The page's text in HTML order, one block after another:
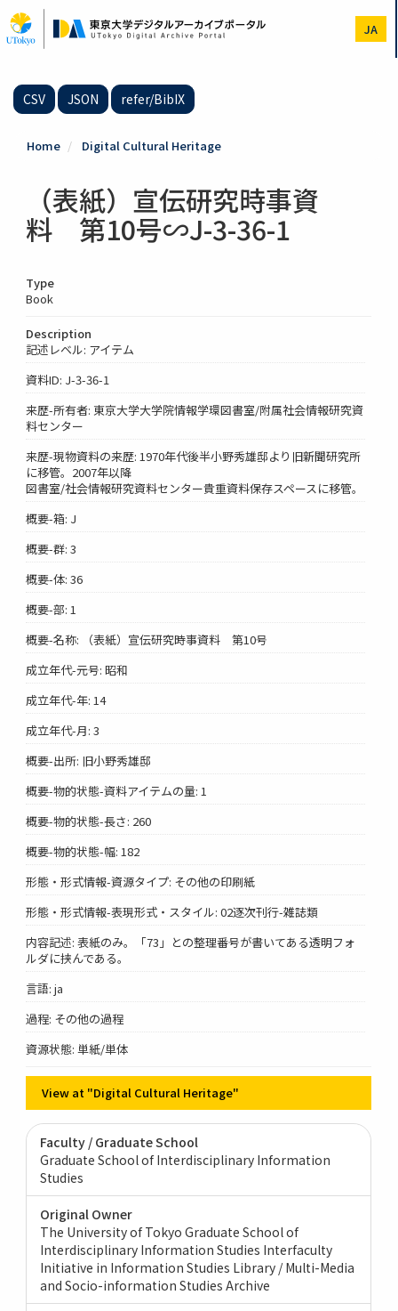
to
main
JA
CSV JSON refer/BibIX
Home Digital Cultural Heritage
（表紙）宣伝研究時事資
料 第10号∽J-3-36-1
Type
Book
Description
記述レベル: アイテム
資料ID: J-3-36-1
来歴-所有者: 東京大学大学院情報学環図書室/附属社会情報研究資
料センター
来歴-現物資料の来歴: 1970年代後半小野秀雄邸より旧新聞研究所
に移管。2007年以降
図書室/社会情報研究資料センター貴重資料保存スペースに移管。
概要-箱: J
概要-群: 3
概要-体: 36
概要-部: 1
概要-名称: （表紙）宣伝研究時事資料 第10号
成立年代-元号: 昭和
成立年代-年: 14
成立年代-月: 3
概要-出所: 旧小野秀雄邸
概要-物的状態-資料アイテムの量: 1
概要-物的状態-長さ: 260
概要-物的状態-幅: 182
形態・形式情報-資源タイプ: その他の印刷紙
形態・形式情報-表現形式・スタイル: 02逐次刊行-雑誌類
内容記述: 表紙のみ。「73」との整理番号が書いてある透明フォ
ルダに挟んである。
言語: ja
過程: その他の過程
資源状態: 単紙/単体
View at "Digital Cultural Heritage"
Faculty / Graduate School
Graduate School of Interdisciplinary Information
Studies
Original Owner
The University of Tokyo Graduate School of
Interdisciplinary Information Studies Interfaculty
Initiative in Information Studies Library / Multi-Media
and Socio-information Studies Archive